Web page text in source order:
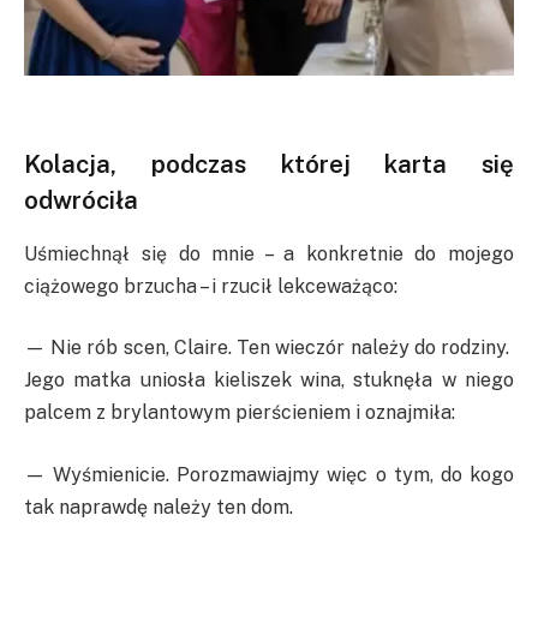
Kolacja, podczas której karta się
odwróciła
Uśmiechnął się do mnie – a konkretnie do mojego
ciążowego brzucha – i rzucił lekceważąco:
— Nie rób scen, Claire. Ten wieczór należy do rodziny.
Jego matka uniosła kieliszek wina, stuknęła w niego
palcem z brylantowym pierścieniem i oznajmiła:
— Wyśmienicie. Porozmawiajmy więc o tym, do kogo
tak naprawdę należy ten dom.